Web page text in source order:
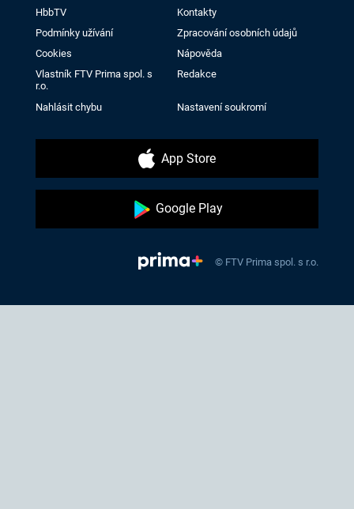
HbbTV
Kontakty
Podmínky užívání
Zpracování osobních údajů
Cookies
Nápověda
Vlastník FTV Prima spol. s
r.o.
Redakce
Nahlásit chybu Nastavení soukromí
App Store
Google Play
© FTV Prima spol. s r.o.